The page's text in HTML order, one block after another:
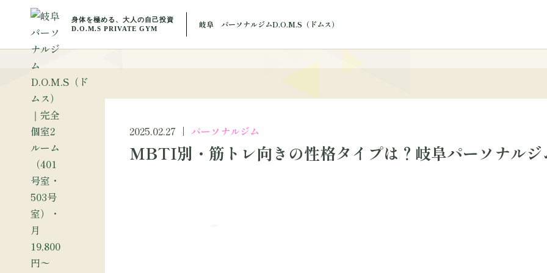
岐阜 パーソナルジムD.O.M.S（ドムス）
ブログ
2025.02.27 パーソナルジム
MBTI別・筋トレ向きの性格タイプは？岐阜パーソナルジ